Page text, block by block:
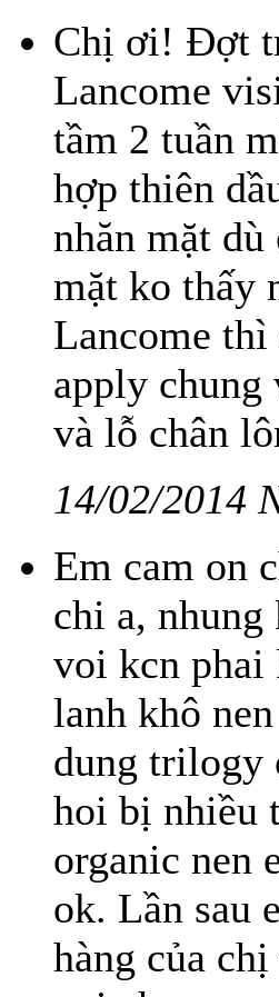
Chị ơi! Đợt
Lancome
tầm 2 tuần
hợp thiên
nhăn mặt
mặt ko thấy
Lancome
apply chung
và lỗ chân
14/02/2014
Em cam on
chi a, nhung
voi kcn phai
lanh khô
dung trilogy
hoi bị nhiều
organic nen
ok. Lần sau
hàng của